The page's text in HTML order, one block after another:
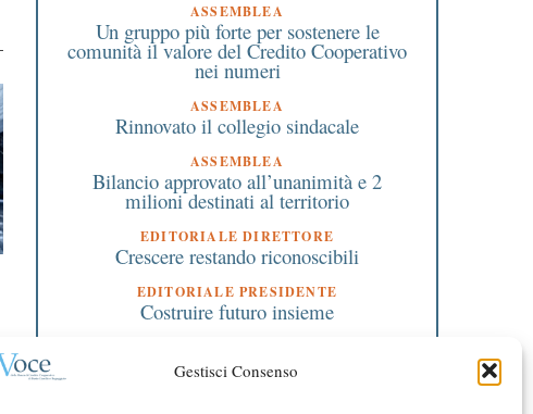
Gestisci Consenso
1 Marzo 2023
Partono oggi gli incontri
gratuiti alla Liuc sulla
anche on line
21 Maggio 2026
Arte contemporanea e
sperimentazione: a
Arsizio dal 23 al 31
la seconda parte della
ASSEMBLEA
Un gruppo più forte per sostenere le
comunità il valore del Credito Cooperativo
nei numeri
ASSEMBLEA
Rinnovato il collegio sindacale
ASSEMBLEA
Bilancio approvato all’unanimità e 2
milioni destinati al territorio
EDITORIALE DIRETTORE
Crescere restando riconoscibili
EDITORIALE PRESIDENTE
Costruire futuro insieme